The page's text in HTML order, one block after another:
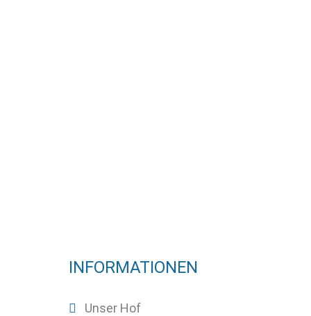
INFORMATIONEN
Unser Hof